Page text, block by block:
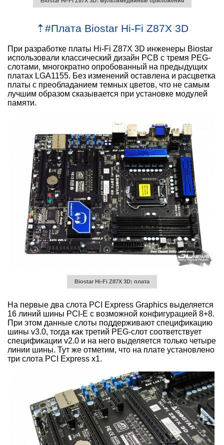
⇡ #Плата Biostar Hi-Fi Z87X 3D
При разработке платы Hi-Fi Z87X 3D инженеры Biostar
использовали классический дизайн PCB с тремя PEG-
слотами, многократно опробованный на предыдущих
платах LGA1155. Без изменений оставлена и расцветка
платы с преобладанием темных цветов, что не самым
лучшим образом сказывается при установке модулей
памяти.
Biostar Hi-Fi Z87X 3D: плата
На первые два слота PCI Express Graphics выделяется
16 линий шины PCI-E с возможной конфигурацией 8+8.
При этом данные слоты поддерживают спецификацию
шины v3.0, тогда как третий PEG-слот соответствует
спецификации v2.0 и на него выделяется только четыре
линии шины. Тут же отметим, что на плате установлено
три слота PCI Express x1.